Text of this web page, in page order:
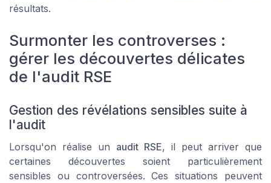
résultats.
Surmonter les controverses :
gérer les découvertes délicates
de l'audit RSE
Gestion des révélations sensibles suite à
l'audit
Lorsqu'on réalise un audit RSE, il peut arriver que
certaines découvertes soient particulièrement
sensibles ou controversées. Ces situations peuvent